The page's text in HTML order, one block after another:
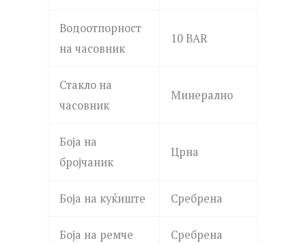
Водоотпорност
на часовник
10 BAR
Стакло на
часовник
Минерално
Боја на
бројчаник
Црна
Боја на куќиште Сребрена
Боја на ремче Сребрена